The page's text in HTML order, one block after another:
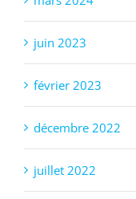
juin 2023
février 2023
décembre 2022
juillet 2022